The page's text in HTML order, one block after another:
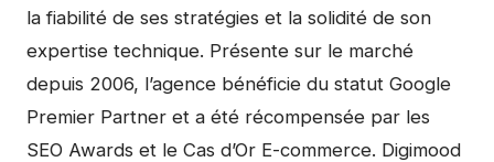
la fiabilité de ses stratégies et la solidité de son
expertise technique. Présente sur le marché
depuis 2006, l’agence bénéficie du statut Google
Premier Partner et a été récompensée par les
SEO Awards et le Cas d’Or E-commerce. Digimood